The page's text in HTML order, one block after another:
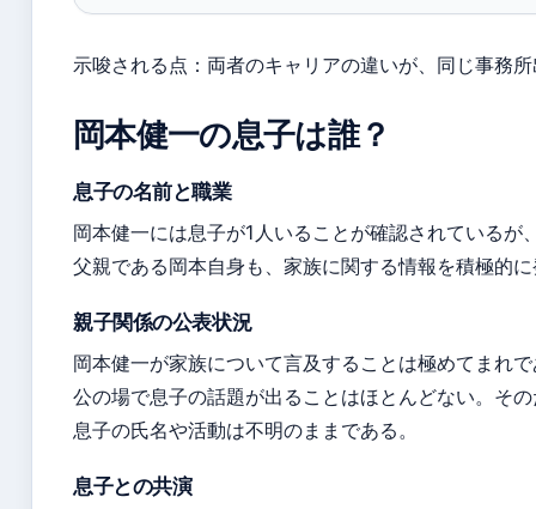
示唆される点：両者のキャリアの違いが、同じ事務
岡本健一の息子は誰？
息子の名前と職業
岡本健一には息子が1人いることが確認されているが
父親である岡本自身も、家族に関する情報を積極的
親子関係の公表状況
岡本健一が家族について言及することは極めてまれ
公の場で息子の話題が出ることはほとんどない。そ
息子の氏名や活動は不明のままである。
息子との共演